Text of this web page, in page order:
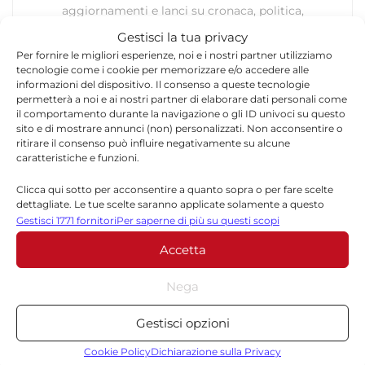
Gestisci la tua privacy
Per fornire le migliori esperienze, noi e i nostri partner utilizziamo
tecnologie come i cookie per memorizzare e/o accedere alle
informazioni del dispositivo. Il consenso a queste tecnologie
permetterà a noi e ai nostri partner di elaborare dati personali come
il comportamento durante la navigazione o gli ID univoci su questo
sito e di mostrare annunci (non) personalizzati. Non acconsentire o
ritirare il consenso può influire negativamente su alcune
caratteristiche e funzioni.
Clicca qui sotto per acconsentire a quanto sopra o per fare scelte
dettagliate. Le tue scelte saranno applicate solamente a questo
sito. È possibile modificare le impostazioni in qualsiasi momento,
compreso il ritiro del consenso, utilizzando i pulsanti della Cookie
Policy o cliccando sul pulsante di gestione del consenso nella parte
inferiore dello schermo.
Statistiche
Archiviare informazioni su dispositivo e/o accedervi, Misurare le
prestazioni degli annunci, Misurare le prestazioni dei contenuti,
Gestisci 1771 fornitoriPer saperne di più su questi scopi
Accetta
Nega
Gestisci opzioni
Cookie PolicyDichiarazione sulla Privacy
aggiornamenti e lanci su cronaca, politica,
pubblicati su Quotidianodiragusa.it provengono
dai comunicati ufficiali dell’agenzia.
Lascia un commento
Il tuo indirizzo email non sarà pubblicato. I campi
obbligatori sono contrassegnati*